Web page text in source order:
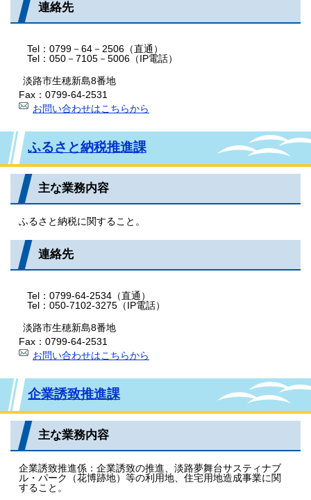
連絡先
Tel：0799－64－2506（直通）
Tel：050－7105－5006（IP電話）
淡路市生穂新島8番地
Fax：0799-64-2531
お問い合わせはこちらから
ふるさと納税推進課
主な業務内容
ふるさと納税に関すること。
連絡先
Tel：0799-64-2534（直通）
Tel：050-7102-3275（IP電話）
淡路市生穂新島8番地
Fax：0799-64-2531
お問い合わせはこちらから
企業誘致推進課
主な業務内容
企業誘致推進係：企業誘致の推進、淡路夢舞台サスティナブ
ル・パーク（花博跡地）等の利用地、住宅用地造成事業に関
すること。